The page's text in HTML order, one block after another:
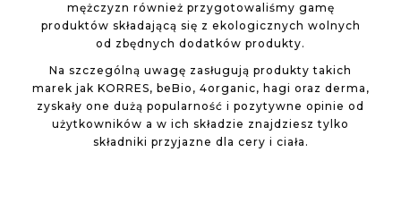
mężczyzn również przygotowaliśmy gamę
produktów składającą się z ekologicznych wolnych
od zbędnych dodatków produkty.
Na szczególną uwagę zasługują produkty takich
marek jak KORRES, beBio, 4organic, hagi oraz derma,
zyskały one dużą popularność i pozytywne opinie od
użytkowników a w ich składzie znajdziesz tylko
składniki przyjazne dla cery i ciała.